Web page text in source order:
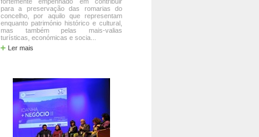
para a preservação das romarias do
concelho, por aquilo que representam
enquanto património histórico e cultural,
mas também pelas mais-valias
turísticas, económicas e socia...
Ler mais